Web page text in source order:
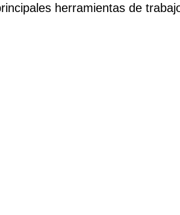
herramientas de